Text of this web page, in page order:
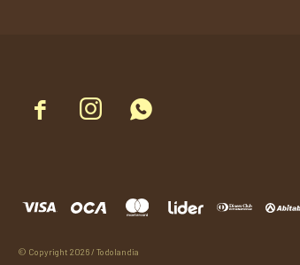
  
© Copyright 2026 / Todolandia